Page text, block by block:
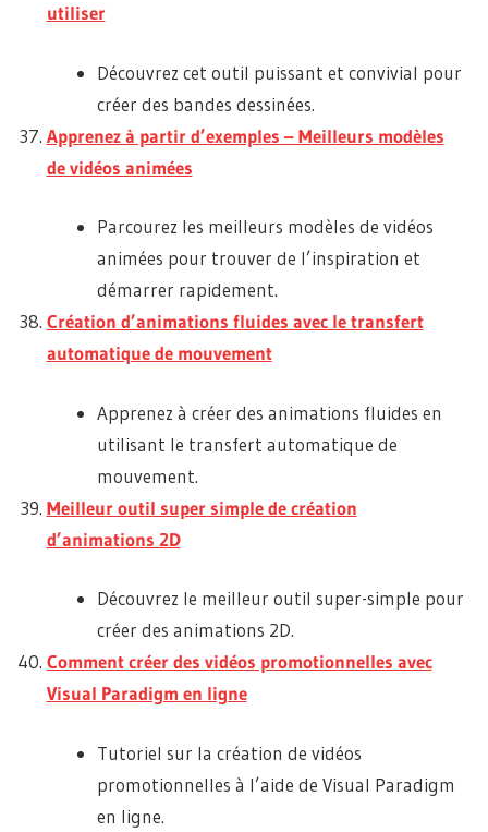
utiliser
Découvrez cet outil puissant et convivial pour
créer des bandes dessinées.
Apprenez à partir d’exemples – Meilleurs modèles
de vidéos animées
Parcourez les meilleurs modèles de vidéos
animées pour trouver de l’inspiration et
démarrer rapidement.
Création d’animations fluides avec le transfert
automatique de mouvement
Apprenez à créer des animations fluides en
utilisant le transfert automatique de
mouvement.
Meilleur outil super simple de création
d’animations 2D
Découvrez le meilleur outil super-simple pour
créer des animations 2D.
Comment créer des vidéos promotionnelles avec
Visual Paradigm en ligne
Tutoriel sur la création de vidéos
promotionnelles à l’aide de Visual Paradigm
en ligne.